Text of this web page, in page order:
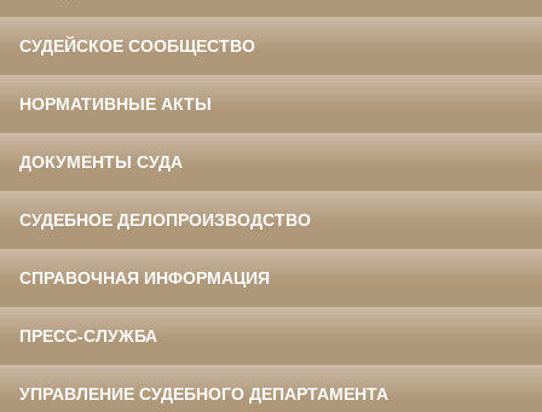
СУДЕЙСКОЕ СООБЩЕСТВО
НОРМАТИВНЫЕ АКТЫ
ДОКУМЕНТЫ СУДА
СУДЕБНОЕ ДЕЛОПРОИЗВОДСТВО
СПРАВОЧНАЯ ИНФОРМАЦИЯ
ПРЕСС-СЛУЖБА
УПРАВЛЕНИЕ СУДЕБНОГО ДЕПАРТАМЕНТА